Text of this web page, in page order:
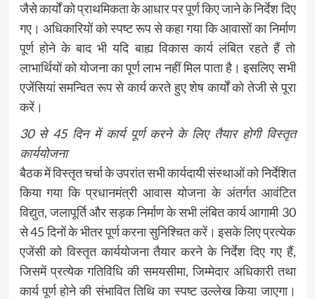
जैसे कार्यों को प्राथमिकता के आधार पर पूर्ण किए जाने के निर्देश दिए
गए। अधिकारियों को स्पष्ट रूप से कहा गया कि आवासों का निर्माण
पूर्ण होने के बाद भी यदि बाह्य विकास कार्य लंबित रहते हैं तो
लाभार्थियों को योजना का पूर्ण लाभ नहीं मिल पाता है। इसलिए सभी
एजेंसियां समन्वित रूप से कार्य करते हुए शेष कार्यों को तेजी से पूरा
करें।
30 से 45 दिन में कार्य पूर्ण करने के लिए तैयार होगी विस्तृत
कार्ययोजना
बैठक में विस्तृत चर्चा के उपरांत सभी कार्यदायी संस्थाओं को निर्देशित
किया गया कि प्रधानमंत्री आवास योजना के अंतर्गत आवंटित
विद्युत, जलापूर्ति और सड़क निर्माण के सभी लंबित कार्य आगामी 30
से 45 दिनों के भीतर पूर्ण करना सुनिश्चित करें। इसके लिए प्रत्येक
एजेंसी को विस्तृत कार्ययोजना तैयार करने के निर्देश दिए गए हैं,
जिसमें प्रत्येक गतिविधि की समयसीमा, जिम्मेदार अधिकारी तथा
कार्य पूर्ण होने की संभावित तिथि का स्पष्ट उल्लेख किया जाएगा।